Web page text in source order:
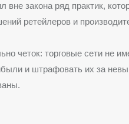
вне закона ряд практик,
ретейлеров и
четок: торговые сети не
и штрафовать их за